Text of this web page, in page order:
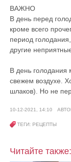
ВАЖНО
В день перед
кроме всего
период
другие
В день
свежем воздухе.
шлаков). Но не
10-12-2021, 14:10
ТЕГИ: РЕЦЕПТЫ
Читайте также: